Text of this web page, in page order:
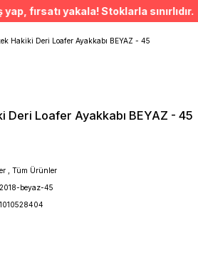
TESLİMAT İMKANI
ÜRÜNLER
Hakiki Deri Loafer Ayakkabı BEYAZ - 45
Deri Loafer Ayakkabı BEYAZ - 45
Tüm Ürünler
beyaz-45
fırsatı yakala! Stoklarla